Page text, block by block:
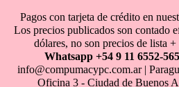
Pagos con tarjeta de crédito en
Los precios publicados son contado
dólares, no son precios de lista
Whatsapp +54 9 11 6552-
info@compumacypc.com.ar |
Oficina 3 - Ciudad de Buenos